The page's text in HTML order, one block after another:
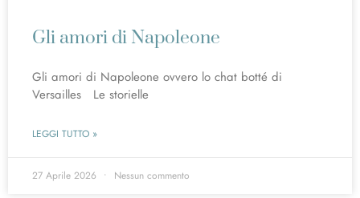
Gli amori di Napoleone
Gli amori di Napoleone ovvero lo chat botté di
Versailles Le storielle
LEGGI TUTTO »
27 Aprile 2026 Nessun commento